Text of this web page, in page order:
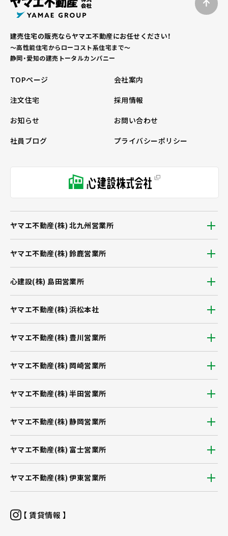
建売住宅の販売ならヤマエ不動産にお任せください！
～高性能住宅からローコスト系住宅まで～
静岡・愛知の建売トータルカンパニー
TOPページ
会社案内
注文住宅
採用情報
お知らせ
お問い合わせ
社員ブログ
プライバシーポリシー
ヤマエ不動産(株) 浜松本社
ヤマエ不動産(株) 静岡営業所
ヤマエ不動産(株) 豊川営業所
ヤマエ不動産(株) 富士営業所
ヤマエ不動産(株) 岡崎営業所
ヤマエ不動産(株) 伊東営業所
ヤマエ不動産(株) 半田営業所
ヤマエ不動産(株) 北九州営業所
ヤマエ不動産(株) 鈴鹿営業所
心建設(株) 島田営業所
【 賃貸情報 】